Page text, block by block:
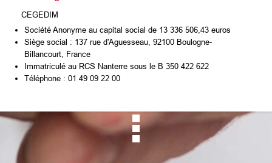
CEGEDIM
Société Anonyme au capital social de 13 336 506,43 euros
Siège social : 137 rue d'Aguesseau, 92100 Boulogne-
Billancourt, France
Immatriculé au RCS Nanterre sous le B 350 422 622
Téléphone : 01 49 09 22 00